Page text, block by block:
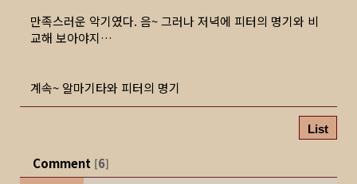
만족스러운 악기였다. 음~ 그러나 저녁에 피터의 명기와 비
교해 보아야지…
계속~ 알마기타와 피터의 명기
List
Comment [6]